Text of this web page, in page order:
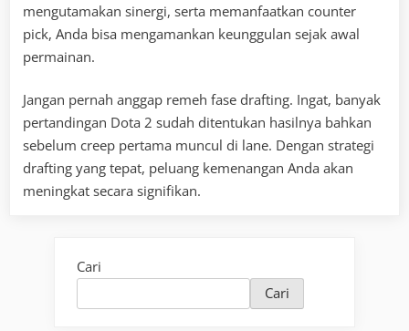
mengutamakan sinergi, serta memanfaatkan counter
pick, Anda bisa mengamankan keunggulan sejak awal
permainan.
Jangan pernah anggap remeh fase drafting. Ingat, banyak
pertandingan Dota 2 sudah ditentukan hasilnya bahkan
sebelum creep pertama muncul di lane. Dengan strategi
drafting yang tepat, peluang kemenangan Anda akan
meningkat secara signifikan.
Cari
Cari